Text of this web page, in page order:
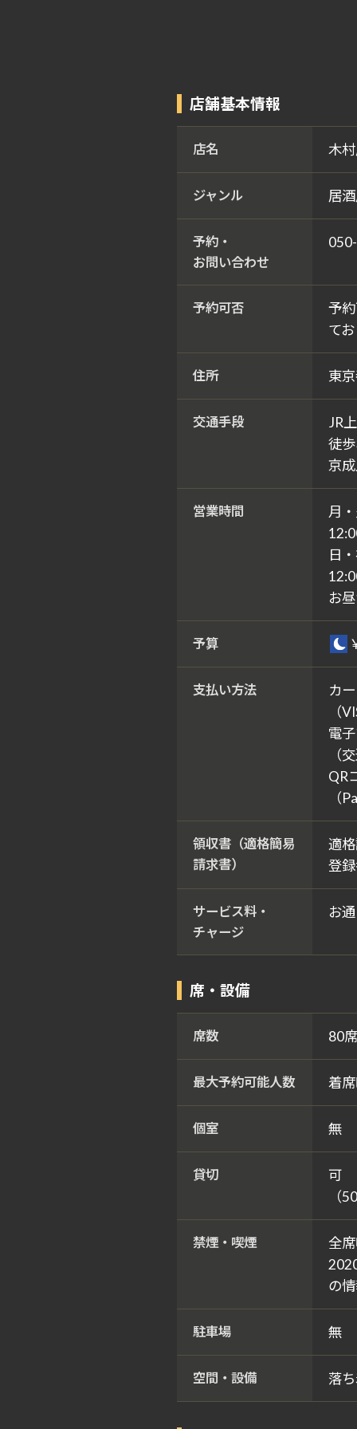
店舗基本情報
店名 木
ジャンル 居
予約・
お問い合わせ
予約可否
予
て
住所 東
交通手段
JR
徒
京
営業時間
月
日
お
予算
支払い方法
カ
（
電
（
QR
（
領収書（適格簡易
請求書）
適
登
サービス料・
チャージ
お
席・設備
席数 80席
最大予約可能人数 着
個室 無
貸切
可
（
禁煙・喫煙
全
の
駐車場 無
空間・設備 落